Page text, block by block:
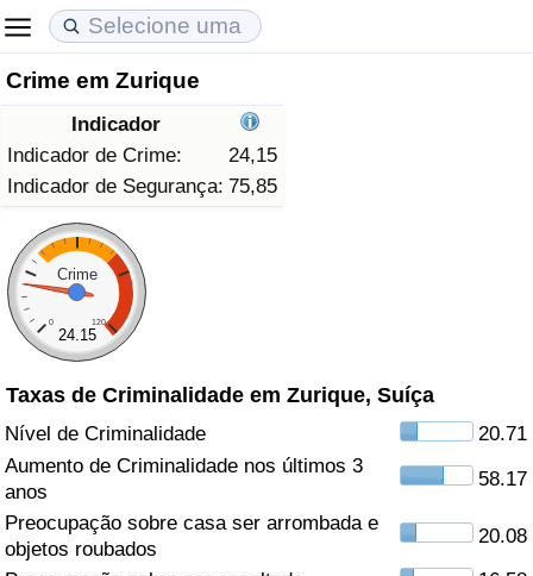
Crime em Zurique
Indicador
Indicador de Crime:
24,15
Indicador de Segurança: 75,85
Crime
0 120
24.15
Taxas de Criminalidade em Zurique, Suíça
Nível de Criminalidade
20.71
Aumento de Criminalidade nos últimos 3
anos
58.17
Preocupação sobre casa ser arrombada e
objetos roubados
20.08
Custo de Vida
Indicador de Custo de Vida (Atual)
Indicador de Custo de Vida
Indicador de Custo de Vida Por País
em Aqaba
Preços de Imóveis
Indicador de Preços de Imóveis (Atual)
Indicador de Preços de Imóveis
Indicador de Preços de Imóveis por País
Qualidade de Vida
Indicador de Qualidade de Vida
Indicador de Qualidade de Vida (Atual)
Índice de qualidade de vida por país
Crime
Taxa do Indicador de Crime (Atual)
Indicador de Crime
Índice de criminalidade por país